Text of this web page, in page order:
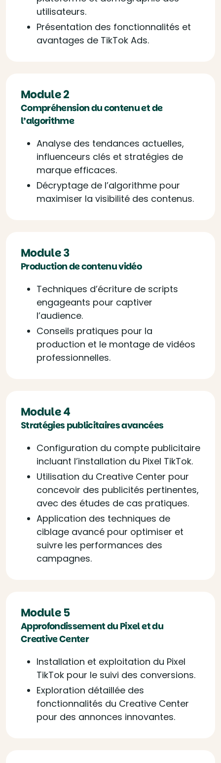
utilisateurs.
Présentation des fonctionnalités et
avantages de TikTok Ads.
Module 2
Compréhension du contenu et de
l’algorithme
Analyse des tendances actuelles,
influenceurs clés et stratégies de
marque efficaces.
Décryptage de l’algorithme pour
maximiser la visibilité des contenus.
Module 3
Production de contenu vidéo
Techniques d’écriture de scripts
engageants pour captiver
l’audience.
Conseils pratiques pour la
production et le montage de vidéos
professionnelles.
Module 4
Stratégies publicitaires avancées
Configuration du compte publicitaire
incluant l’installation du Pixel TikTok.
Utilisation du Creative Center pour
concevoir des publicités pertinentes,
avec des études de cas pratiques.
Application des techniques de
ciblage avancé pour optimiser et
suivre les performances des
campagnes.
Module 5
Approfondissement du Pixel et du
Creative Center
Installation et exploitation du Pixel
TikTok pour le suivi des conversions.
Exploration détaillée des
fonctionnalités du Creative Center
pour des annonces innovantes.